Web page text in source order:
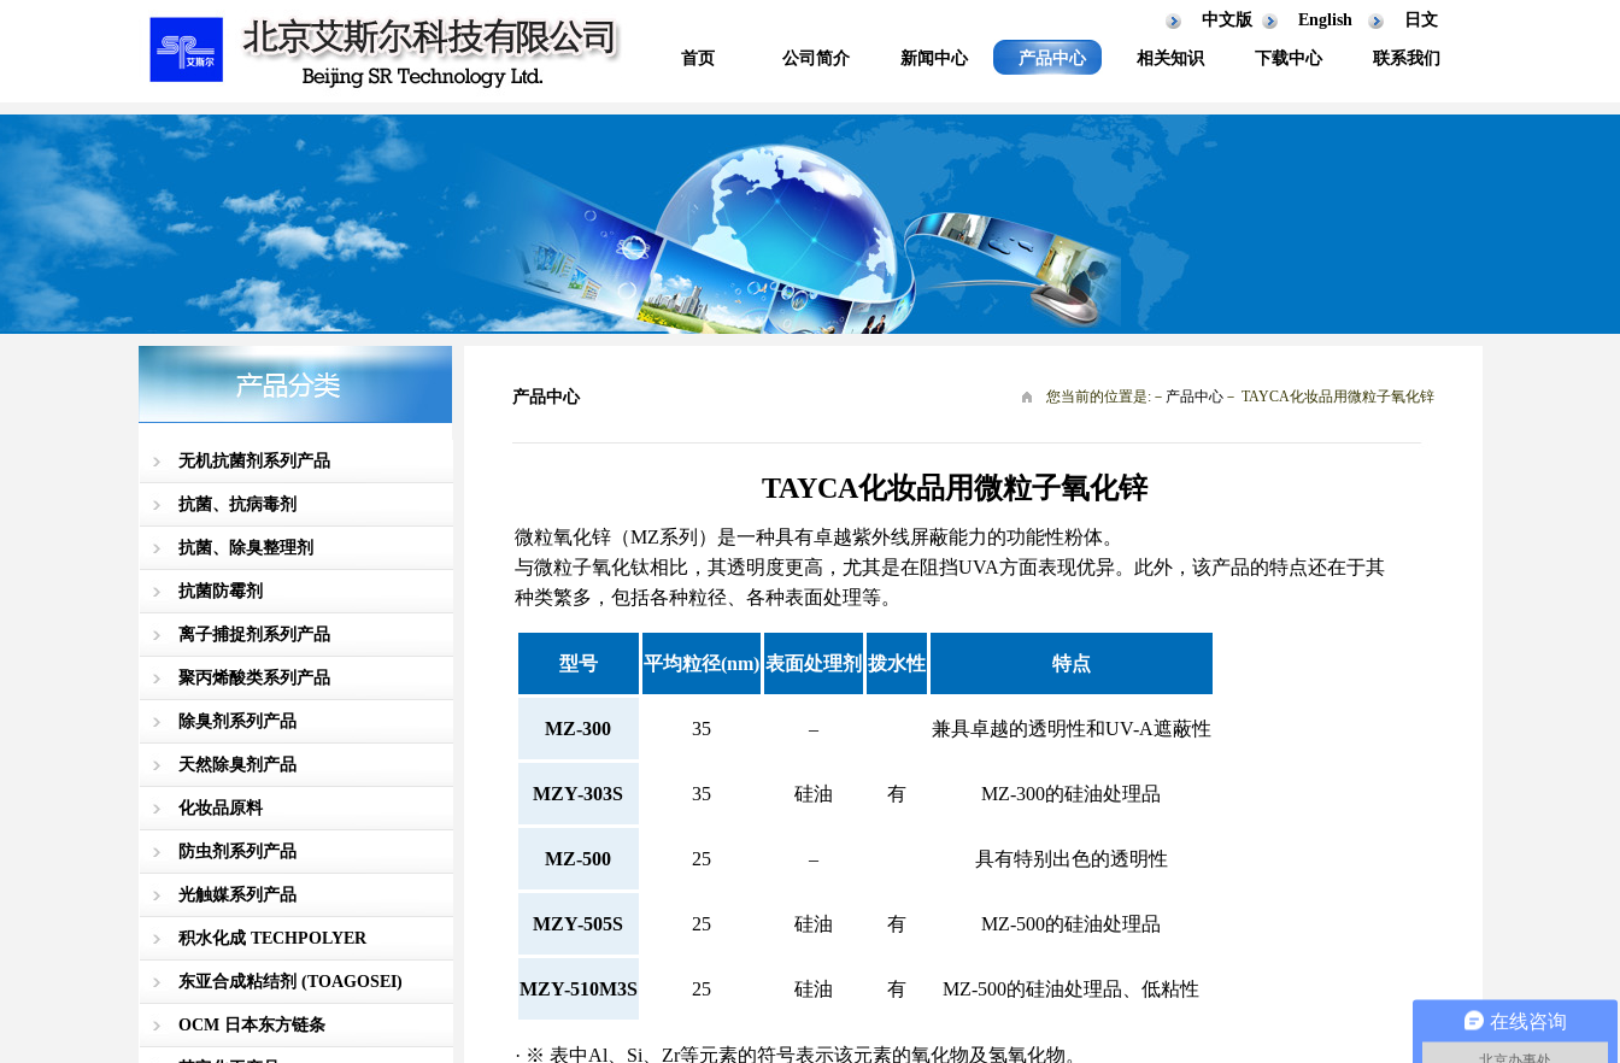
中文版 English 日文
首页 公司简介 新闻中心 产品中心 相关知识 下载中心 联系我们
无机抗菌剂系列产品
抗菌、抗病毒剂
抗菌、除臭整理剂
抗菌防霉剂
离子捕捉剂系列产品
聚丙烯酸类系列产品
除臭剂系列产品
天然除臭剂产品
化妆品原料
防虫剂系列产品
光触媒系列产品
积水化成 TECHPOLYER
东亚合成粘结剂 (TOAGOSEI)
OCM 日本东方链条
产品中心 您当前的位置是:－ 产品中心－ TAYCA化妆品用微粒子氧化锌
TAYCA化妆品用微粒子氧化锌
微粒氧化锌（MZ系列）是一种具有卓越紫外线屏蔽能力的功能性粉体。
与微粒子氧化钛相比，其透明度更高，尤其是在阻挡UVA方面表现优异。此外，该产品的特点还在于其
种类繁多，包括各种粒径、各种表面处理等。
型号 平均粒径(nm) 表面处理剂 拨水性 特点
MZ-300 35 – 兼具卓越的透明性和UV-A遮蔽性
MZY-303S 35 硅油 有 MZ-300的硅油处理品
MZ-500 25 – 具有特别出色的透明性
MZY-505S 25 硅油 有 MZ-500的硅油处理品
MZY-510M3S 25 硅油 有 MZ-500的硅油处理品、低粘性
· ※ 表中Al、Si、Zr等元素的符号表示该元素的氧化物及氢氧化物。
在线咨询
北京办事处